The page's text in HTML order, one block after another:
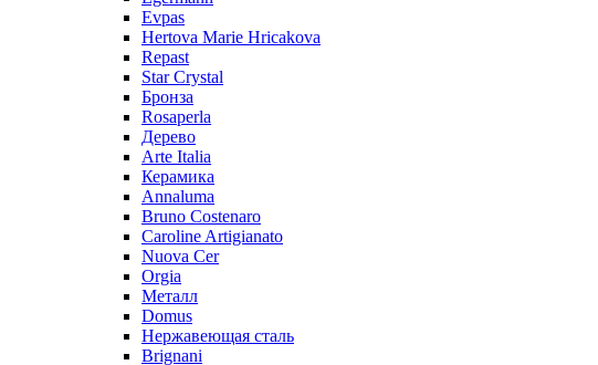
Evpas
Hertova Marie Hricakova
Repast
Star Crystal
Бронза
Rosaperla
Дерево
Arte Italia
Керамика
Annaluma
Bruno Costenaro
Caroline Artigianato
Nuova Cer
Orgia
Металл
Domus
Нержавеющая сталь
Brignani